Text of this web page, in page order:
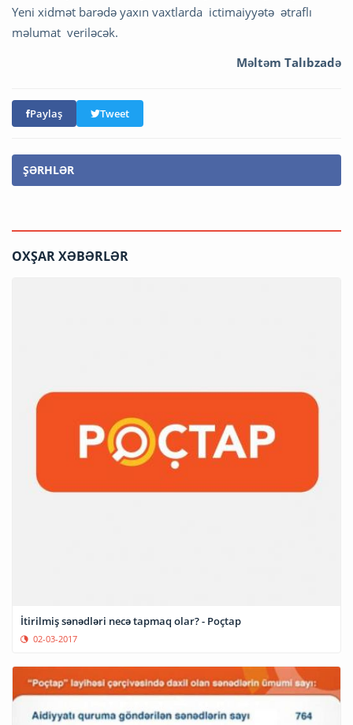
Yeni xidmət barədə yaxın vaxtlarda ictimaiyyətə ətraflı
məlumat veriləcək.
Məltəm Talıbzadə
Paylaş Tweet
ŞƏRHLƏR
OXŞAR XƏBƏRLƏR
İtirilmiş sənədləri necə tapmaq olar? - Poçtap
02-03-2017